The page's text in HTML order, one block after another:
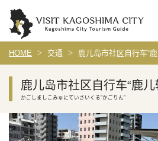
HOME 交通 鹿儿岛市社区自行车“
鹿儿岛市社区自行车“鹿儿
かごしましこみゅにていさいくる”かごりん”